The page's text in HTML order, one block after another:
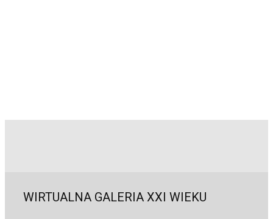
WIRTUALNA GALERIA XXI WIEKU